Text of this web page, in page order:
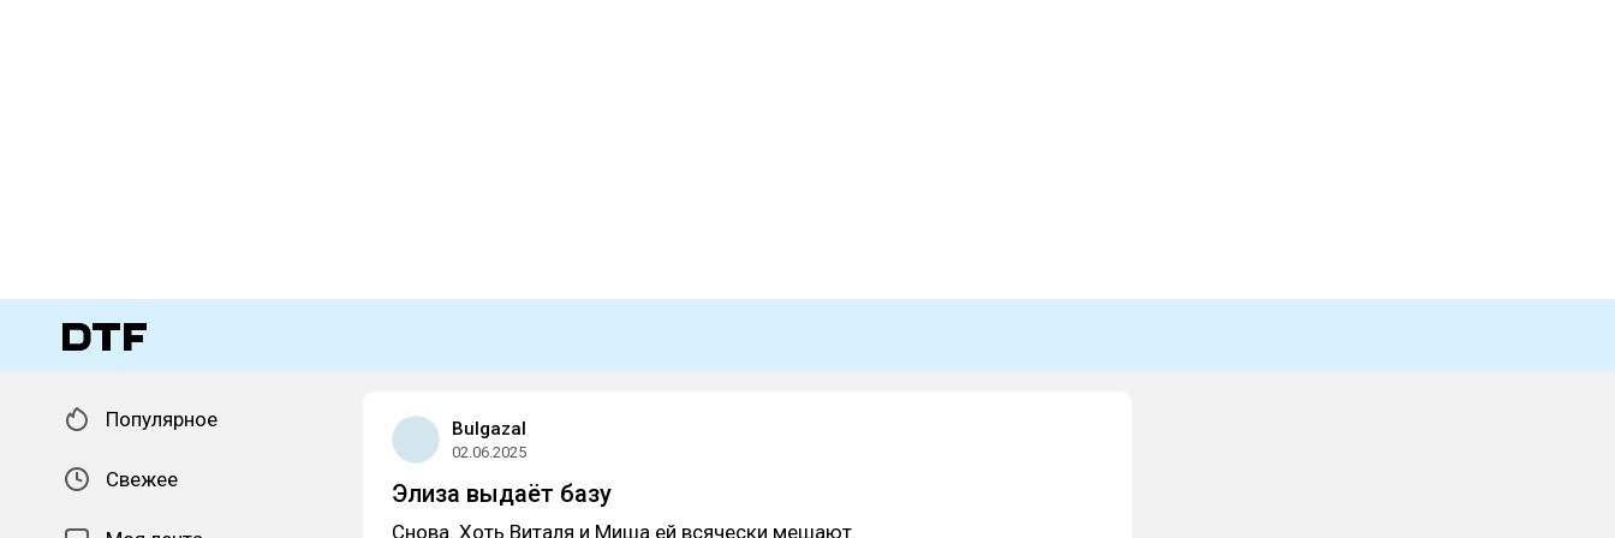
Популярное
Свежее
Bulgazal
02.06.2025
Элиза выдаёт базу
Снова. Хоть Виталя и Миша ей всячески мешают.